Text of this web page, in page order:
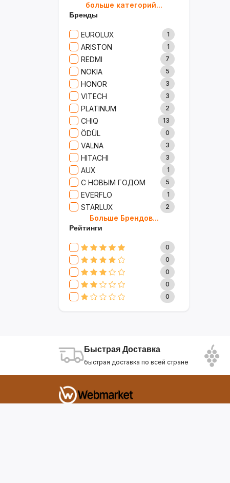
Товары Для Дома
Ювелирные Изделия
Сад И Дача 52
Аксессуары 61
Игрушки 15
Одежда 5
Сумки И Рюкзаки 27
Мужские Сумки 7
Женские Сумки 24
Детские Сумки 0
Для Ноутбука 0
Ремонт 13
Продукты 35
Детские Товары 72
Бытовая Химия 91
Хобби 40
больше категорий...
Бренды
EUROLUX 1
ARISTON 1
REDMI 7
NOKIA 5
HONOR 3
VITECH 3
PLATINUM 2
CHIQ 13
ÖDÜL 0
VALNA 3
HITACHI 3
AUX 1
С НОВЫМ ГОДОМ 5
EVERFLO 1
STARLUX 2
BOSCH
MARY KAY
TRICHUP 20
CLIVE & KEIRA 17
SEVAVEREK 6
DSP 0
SUPER CREST 4
2
APPLE
AOTE 7
ELEMENT
INTEX 0
Больше Брендов...
Рейтинги
0
0
0
0
0
Быстрая Доставка
быстрая доставка по всей стране